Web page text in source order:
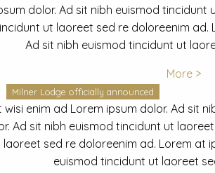
dolor. Ad sit nibh euismod
ut laoreet sed re doloreenim
Ad sit nibh euismod tincidunt ut
More >
Milner Lodge officially announced
enim ad Lorem ipsum dolor. Ad
Ad sit nibh euismod tincidunt ut
sed re doloreenim ad. Lorem
euismod tincidunt ut laoreet